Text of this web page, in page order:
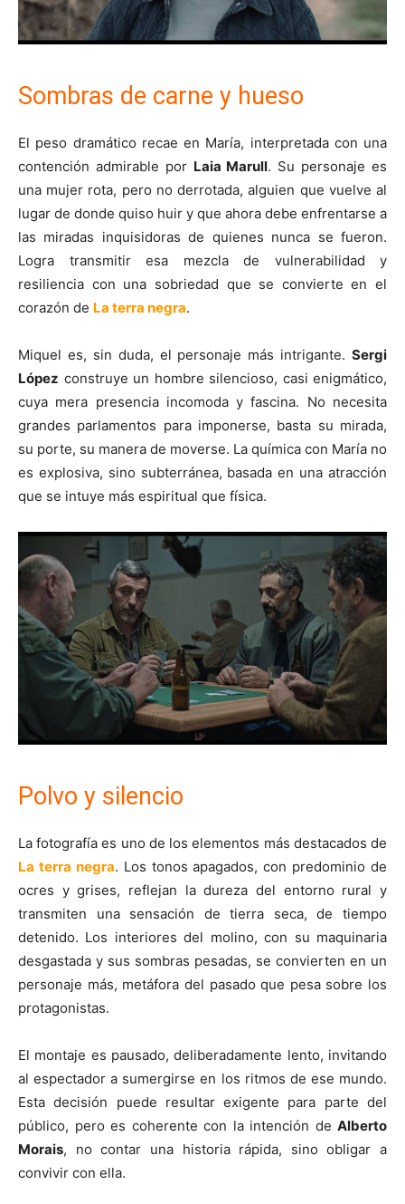
Sombras de carne y hueso
El peso dramático recae en María, interpretada con una
contención admirable por Laia Marull. Su personaje es
una mujer rota, pero no derrotada, alguien que vuelve al
lugar de donde quiso huir y que ahora debe enfrentarse a
las miradas inquisidoras de quienes nunca se fueron.
Logra transmitir esa mezcla de vulnerabilidad y
resiliencia con una sobriedad que se convierte en el
corazón de La terra negra.
Miquel es, sin duda, el personaje más intrigante. Sergi
López construye un hombre silencioso, casi enigmático,
cuya mera presencia incomoda y fascina. No necesita
grandes parlamentos para imponerse, basta su mirada,
su porte, su manera de moverse. La química con María no
es explosiva, sino subterránea, basada en una atracción
que se intuye más espiritual que física.
Polvo y silencio
La fotografía es uno de los elementos más destacados de
La terra negra. Los tonos apagados, con predominio de
ocres y grises, reflejan la dureza del entorno rural y
transmiten una sensación de tierra seca, de tiempo
detenido. Los interiores del molino, con su maquinaria
desgastada y sus sombras pesadas, se convierten en un
personaje más, metáfora del pasado que pesa sobre los
protagonistas.
El montaje es pausado, deliberadamente lento, invitando
al espectador a sumergirse en los ritmos de ese mundo.
Esta decisión puede resultar exigente para parte del
público, pero es coherente con la intención de Alberto
Morais, no contar una historia rápida, sino obligar a
convivir con ella.